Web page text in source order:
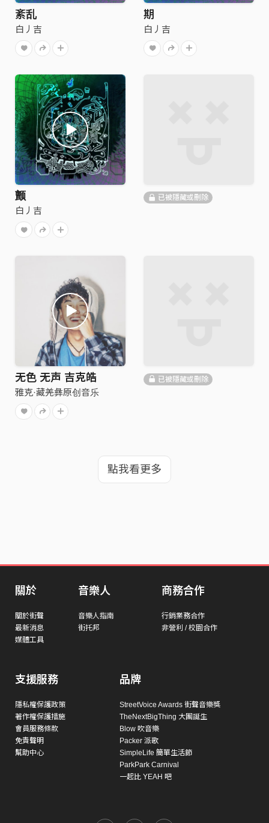
紊乱
白丿吉
期
白丿吉
颤
白丿吉
已被隱藏或刪除
无色 无声 吉克皓
雅克·藏羌彝原创音乐
已被隱藏或刪除
點我看更多
關於
關於街聲
最新消息
媒體工具
音樂人
音樂人指南
街托邦
商務合作
行銷業務合作
非營利 / 校園合作
支援服務
隱私權保護政策
著作權保護措施
會員服務條款
免責聲明
幫助中心
品牌
StreetVoice Awards 街聲音樂獎
TheNextBigThing 大團誕生
Blow 吹音樂
Packer 派歌
SimpleLife 簡單生活節
ParkPark Carnival
一起比 YEAH 吧